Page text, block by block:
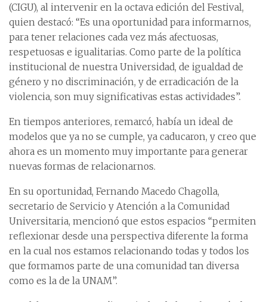
(CIGU), al intervenir en la octava edición del Festival,
quien destacó: “Es una oportunidad para informarnos,
para tener relaciones cada vez más afectuosas,
respetuosas e igualitarias. Como parte de la política
institucional de nuestra Universidad, de igualdad de
género y no discriminación, y de erradicación de la
violencia, son muy significativas estas actividades”.
En tiempos anteriores, remarcó, había un ideal de
modelos que ya no se cumple, ya caducaron, y creo que
ahora es un momento muy importante para generar
nuevas formas de relacionarnos.
En su oportunidad, Fernando Macedo Chagolla,
secretario de Servicio y Atención a la Comunidad
Universitaria, mencionó que estos espacios “permiten
reflexionar desde una perspectiva diferente la forma
en la cual nos estamos relacionando todas y todos los
que formamos parte de una comunidad tan diversa
como es la de la UNAM”.